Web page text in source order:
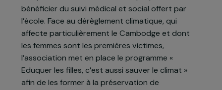
pour certaines, hébergement).
Afin de venir en aide aux familles, qui ne peuvent
plus compter sur les revenus issus du travail de
leur enfant, l’école leur fournit chaque semaine
des paniers alimentaires et leur propose de
bénéficier du suivi médical et social offert par